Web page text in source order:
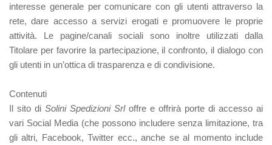
interesse generale per comunicare con gli utenti attraverso la
rete, dare accesso a servizi erogati e promuovere le proprie
attività. Le pagine/canali sociali sono inoltre utilizzati dalla
Titolare per favorire la partecipazione, il confronto, il dialogo con
gli utenti in un’ottica di trasparenza e di condivisione.
Contenuti
Il sito di Solini Spedizioni Srl offre e offrirà porte di accesso ai
vari Social Media (che possono includere senza limitazione, tra
gli altri, Facebook, Twitter ecc., anche se al momento include